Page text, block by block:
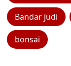
Bandar judi
bonsai